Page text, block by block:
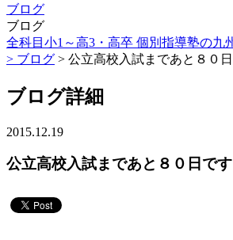
ブログ
ブログ
全科目小1～高3・高卒 個別指導塾の九
> ブログ > 公立高校入試まであと８０日
ブログ詳細
2015.12.19
公立高校入試まであと８０日です